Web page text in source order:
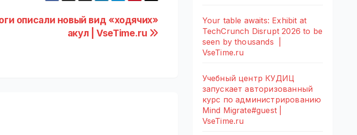
описали новый вид «ходячих»
акул | VseTime.ru
Your table awaits: Exhibit at
TechCrunch Disrupt 2026 to be
seen by thousands |
VseTime.ru
Учебный центр КУДИЦ
запускает авторизованный
курс по администрированию
Mind Migrate#guest |
VseTime.ru